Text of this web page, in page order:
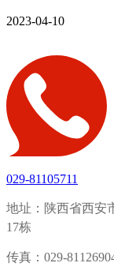
2023-04-10
029-81105711
地址：陕西省西安
17栋
传真：029-